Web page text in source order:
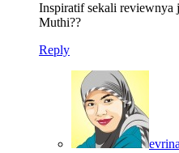
Inspiratif sekali reviewnya
Muthi??
Reply